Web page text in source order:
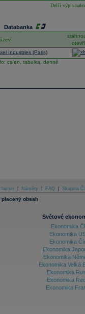
Delší výpis
Databanka
Industries (Paris)
cs/en, tabulka, denně
Náměty FAQ Skupina
placený obsah
Světové
Ekonomika
Ekonomika
Ekonomika
Ekonomika
Ekonomika
Ekonomika Velká
Ekonomika
Ekonomika
Ekonomika